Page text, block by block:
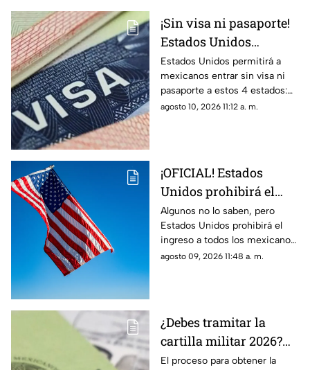
¡Sin visa ni pasaporte!
Estados Unidos
permitirá la entrada a
mexicanos a estos 4
estados
Estados Unidos permitirá a
mexicanos entrar sin visa ni
pasaporte a estos 4 estados:
¿para quiénes aplica? Todos
agosto 10, 2026 11:12 a. m.
¡OFICIAL! Estados
Unidos prohibirá el
ingreso a todos los
mexicanos que NO
presenten este
documento
Algunos no lo saben, pero
Estados Unidos prohibirá el
ingreso a todos los mexicanos
que no presenten este
agosto 09, 2026 11:48 a. m.
¿Debes tramitar la
cartilla militar 2026?
Conoce quiénes están
El proceso para obtener la